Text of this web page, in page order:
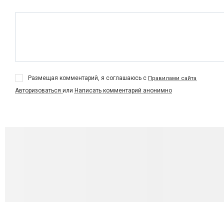
Размещая комментарий, я соглашаюсь с Правилами сайта
Авторизоваться или Написать комментарий анонимно